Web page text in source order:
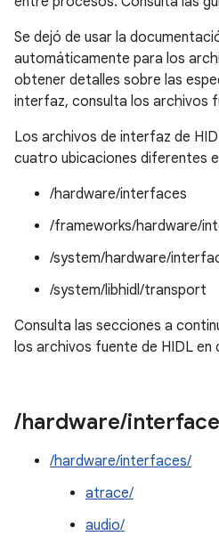
Se dejó de usar la
automáticamente para los
obtener detalles sobre las
interfaz, consulta los archivos
Los archivos de interfaz de
cuatro ubicaciones diferentes
/hardware/interfaces
/frameworks/hardware/
/system/hardware/
/system/libhidl/transport
Consulta las secciones a
los archivos fuente de HIDL en
/hardware/
/hardware/interfaces/
atrace/
audio/